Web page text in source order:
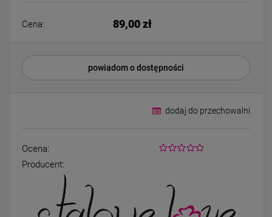
Cena: 89,00 zł
powiadom o dostępności
dodaj do przechowalni
Ocena:
Producent: